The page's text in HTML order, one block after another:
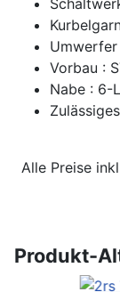
Umwerfer
Vorbau :
Nabe : 6-
Alle Preise
Produkt-